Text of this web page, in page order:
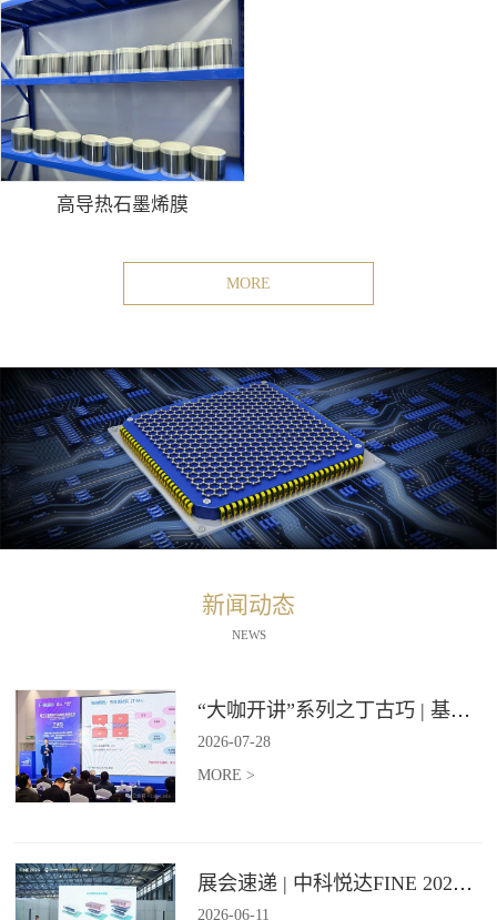
高导热石墨烯膜
MORE
新闻动态
NEWS
“大咖开讲”系列之丁古巧 | 基于石墨烯材料的纵向导热技术报告
2026-07-28
MORE >
展会速递 | 中科悦达FINE 2026 Day2精彩继续
2026-06-11